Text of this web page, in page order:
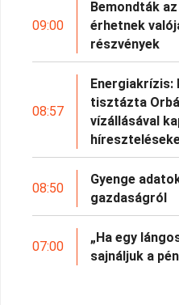
09:00
Bemondták
érhetnek
részvények
08:57
Energiakrízis:
tisztázta
vízállásával
08:50
Gyenge
gazdaságról
07:00
„Ha egy
sajnáljuk a